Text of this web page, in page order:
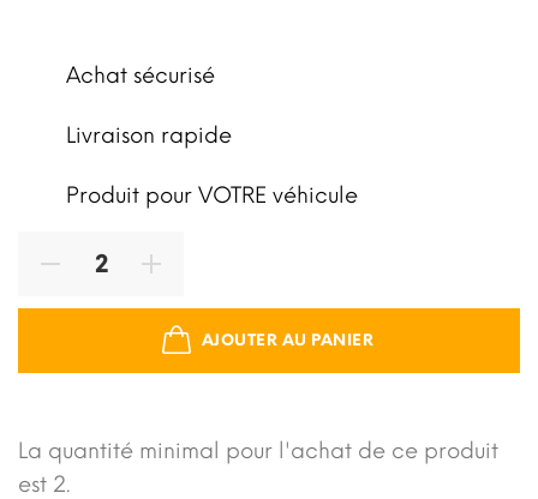
Achat sécurisé
Livraison rapide
Produit pour VOTRE véhicule
AJOUTER AU PANIER
La quantité minimal pour l'achat de ce produit
est 2.